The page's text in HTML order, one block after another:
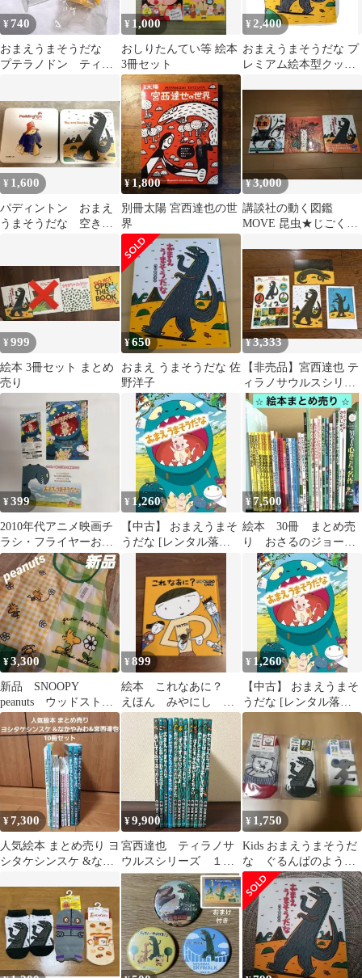
¥ 740
おまえうまそうだな
プテラノドン ティラ
¥ 1,000
おしりたんてい等 絵本
3冊セット
¥ 2,400
おまえうまそうだな プ
レミアム絵本型クッシ
¥ 1,600
パディントン おまえ
うまそうだな 空き缶2
¥1,800
別冊太陽 宮西達也の世
界
¥3,000
講談社の動く図鑑
MOVE 昆虫★じごくの
そうだな★3冊セット
¥999
絵本 3冊セット まとめ
売り
¥650
おまえ うまそうだな 佐
野洋子
¥3,333
【非売品】宮西達也 テ
ィラノサウルスシリー
ズ ポストカード＆ステ
ッカー セット
¥399
2010年代アニメ映画チ
ラシ・フライヤーおま
えうまそうだな 3種
¥ 1,260
【中古】 おまえうまそ
うだな [レンタル落ち]
[DVD]
¥7,500
絵本 30冊 まとめ売
り おさるのジョー
ジ おまえうまそうだ
な 福音館 人気作品
¥3,300
新品 SNOOPY
peanuts ウッドストッ
ク エプロン 割烹
着 保育士
¥899
絵本 これなあに？
えほん みやにし た
つや
¥ 1,260
【中古】 おまえうまそ
うだな [レンタル落ち]
[DVD]
¥7,300
人気絵本 まとめ売り ヨ
シタケシンスケ &なか
¥9,900
宮西達也 ティラノサ
ウルスシリーズ １２
冊セット
¥ 1,750
Kids おまえうまそうだ
な ぐるんぱのようち
えん おいしそうなし
ろくま 靴下